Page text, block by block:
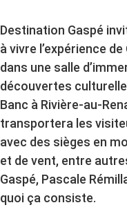
Destination Gaspé
à vivre l’expérience
dans une salle
découvertes
Banc à Rivière-au-
transportera les
avec des sièges en
et de vent, entre
Gaspé, Pascale
quoi ça consiste.